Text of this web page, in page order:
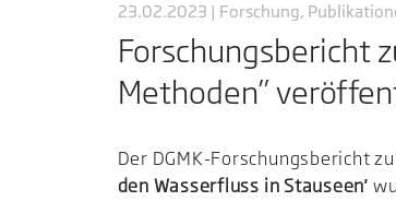
23.02.2023 | Forschung,
Forschungsbericht
Methoden”
Der DGMK-Forschungsbericht
den Wasserfluss in Stauseen'